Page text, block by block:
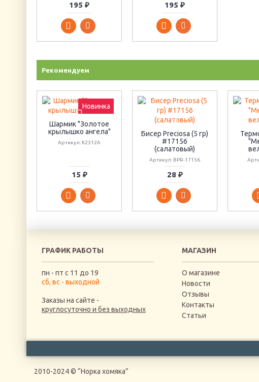
195 ₽ 195 ₽
Рекомендуем
Новинка
Шармик "Золотое
крылышко ангела"
Артикул: К2312А
15 ₽
Бисер Preciosa (5 гр)
#17156
(салатовый)
Артикул: BPR-17156
28 ₽
ГРАФИК РАБОТЫ
пн - пт с 11 до 19
сб, вс - выходной
Заказы на сайте -
круглосуточно и без выходных
МАГАЗИН
О магазине
Новости
Отзывы
Контакты
Статьи
2010-2024 © “Норка хомяка”